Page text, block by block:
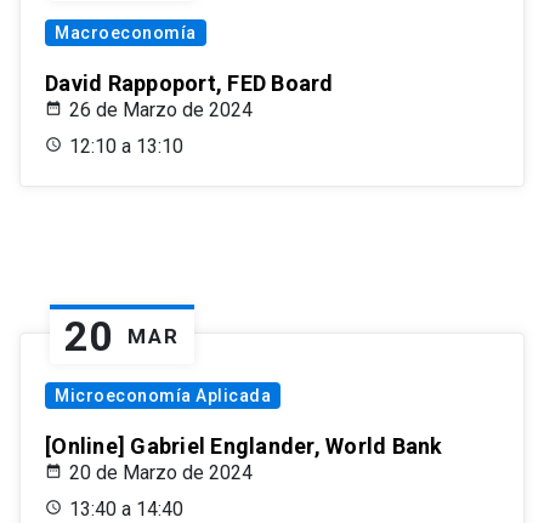
Macroeconomía
David Rappoport, FED Board
26 de Marzo de 2024
12:10 a 13:10
20 MAR
Microeconomía Aplicada
[Online] Gabriel Englander, World Bank
20 de Marzo de 2024
13:40 a 14:40